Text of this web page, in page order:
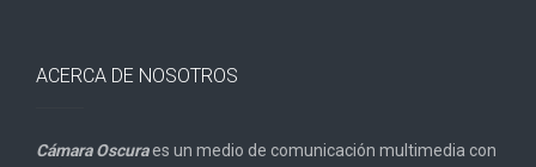
ACERCA DE NOSOTROS
Cámara Oscuraes un medio de comunicación multimedia con